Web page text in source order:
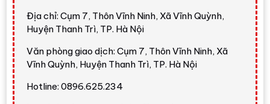
phòng đủ rộng, vị trí đặt/treo chắc chắn, lối vận
chuyển phù hợp và ngân sách đầu tư cao. Nếu
không gian nhỏ hơn, bản 65 inch hoặc 77 inch sẽ
dễ bố trí và tối ưu chi phí hơn.
Địa chỉ: Cụm 7, Thôn Vĩnh Ninh, Xã Vĩnh Quỳnh,
Huyện Thanh Trì, TP. Hà Nội
Văn phòng giao dịch: Cụm 7, Thôn Vĩnh Ninh, Xã
Vĩnh Quỳnh, Huyện Thanh Trì, TP. Hà Nội
Hotline: 0896.625.234